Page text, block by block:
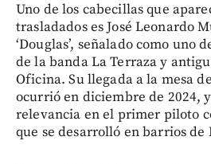
Uno de los cabecillas que
trasladados es José Leonardo
‘Douglas’, señalado como uno
de la banda La Terraza y
Oficina. Su llegada a la mesa
ocurrió en diciembre de 2024,
relevancia en el primer piloto
que se desarrolló en barrios